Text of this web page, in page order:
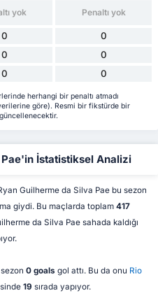
yok Penaltı yok
0 0
0 0
0 0
herhangi bir penaltı atmadı
göre). Resmi bir fikstürde bir
İstatistiksel Analizi
Guilherme da Silva Pae bu sezon
giydi. Bu maçlarda toplam 417
da Silva Pae sahada kaldığı
0 goals gol attı. Bu da onu Rio
19 sırada yapıyor.